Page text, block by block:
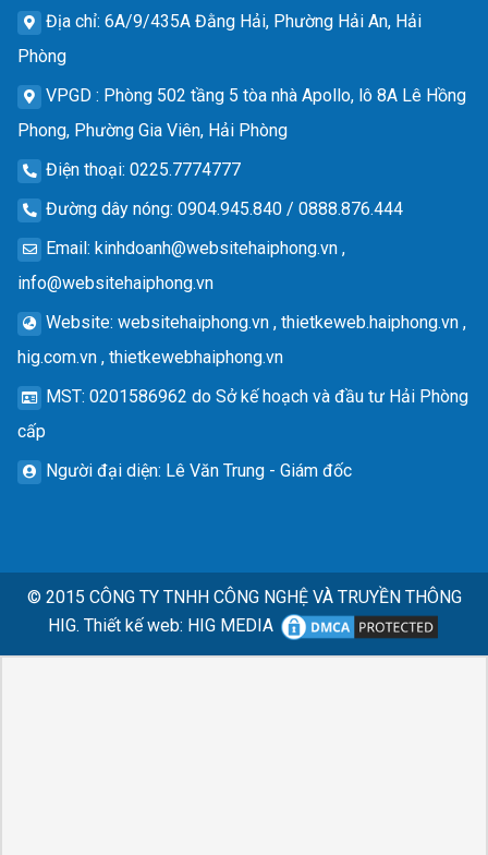
Địa chỉ: 6A/9/435A Đằng Hải, Phường Hải An, Hải
Phòng
VPGD : Phòng 502 tầng 5 tòa nhà Apollo, lô 8A Lê Hồng
Phong, Phường Gia Viên, Hải Phòng
Điện thoại: 0225.7774777
Đường dây nóng: 0904.945.840 / 0888.876.444
Email: kinhdoanh@websitehaiphong.vn ,
info@websitehaiphong.vn
Website: websitehaiphong.vn , thietkeweb.haiphong.vn ,
hig.com.vn , thietkewebhaiphong.vn
MST: 0201586962 do Sở kế hoạch và đầu tư Hải Phòng
cấp
Người đại diện: Lê Văn Trung - Giám đốc
© 2015 CÔNG TY TNHH CÔNG NGHỆ VÀ TRUYỀN THÔNG
HIG. Thiết kế web: HIG MEDIA